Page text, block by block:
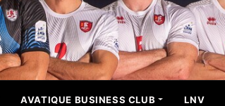
AVATIQUE BUSINESS CLUB LNV